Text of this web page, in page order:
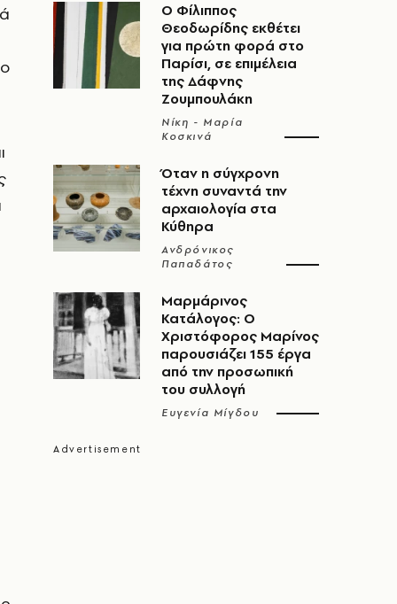
Ο Φίλιππος
Θεοδωρίδης εκθέτει
για πρώτη φορά στο
Παρίσι, σε επιμέλεια
της Δάφνης
Ζουμπουλάκη
Νίκη - Μαρία
Κοσκινά
Όταν η σύγχρονη
τέχνη συναντά την
αρχαιολογία στα
Κύθηρα
Ανδρόνικος
Παπαδάτος
Μαρμάρινος
Κατάλογος: Ο
Χριστόφορος Μαρίνος
παρουσιάζει 155 έργα
από την προσωπική
του συλλογή
Ευγενία Μίγδου